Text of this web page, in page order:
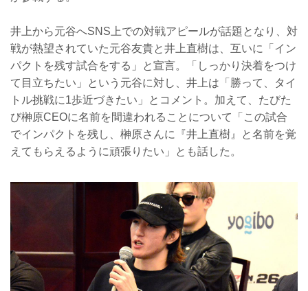
井上から元谷へSNS上での対戦アピールが話題となり、対
戦が熱望されていた元谷友貴と井上直樹は、互いに「イン
パクトを残す試合をする」と宣言。「しっかり決着をつけ
て目立ちたい」という元谷に対し、井上は「勝って、タイ
トル挑戦に1歩近づきたい」とコメント。加えて、たびた
び榊原CEOに名前を間違われることについて「この試合
でインパクトを残し、榊原さんに『井上直樹』と名前を覚
えてもらえるように頑張りたい」とも話した。